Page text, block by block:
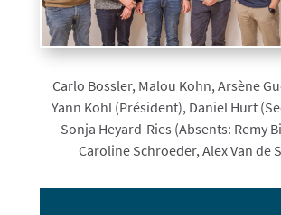
Carlo Bossler, Malou Kohn, Arsène
Yann Kohl (Président), Daniel Hurt
Sonja Heyard-Ries (Absents: Remy
Caroline Schroeder, Alex Van de